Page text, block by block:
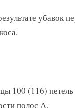
убавок
100 (116) петель
полос А.